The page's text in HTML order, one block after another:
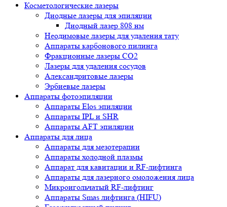
Косметологические лазеры
Диодные лазеры для эпиляции
Диодный лазер 808 нм
Неодимовые лазеры для удаления тату
Аппараты карбонового пилинга
Фракционные лазеры CO2
Лазеры для удаления сосудов
Александритовые лазеры
Эрбиевые лазеры
Аппараты фотоэпиляции
Аппараты Elos эпиляции
Аппараты IPL и SHR
Аппараты AFT эпиляции
Аппараты для лица
Аппараты для мезотерапии
Аппараты холодной плазмы
Аппарат для кавитации и RF-лифтинга
Аппараты для лазерного омоложения лица
Микроигольчатый RF-лифтинг
Аппараты Smas лифтинга (HIFU)